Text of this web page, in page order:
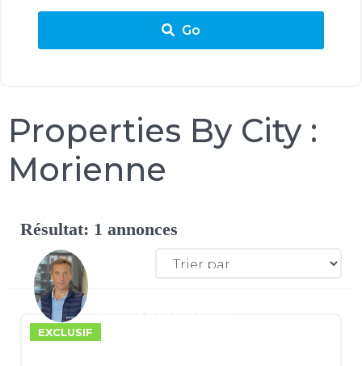
Go
Properties By City :
Morienne
Résultat: 1 annonces
EXCLUSIF